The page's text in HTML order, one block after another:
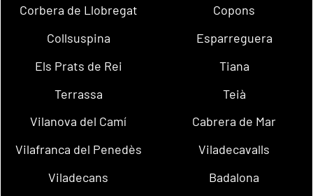
Corbera de Llobregat
Copons
Collsuspina
Esparreguera
Els Prats de Rei
Tiana
Terrassa
Teià
Vilanova del Camí
Cabrera de Mar
Vilafranca del Penedès
Viladecavalls
Viladecans
Badalona